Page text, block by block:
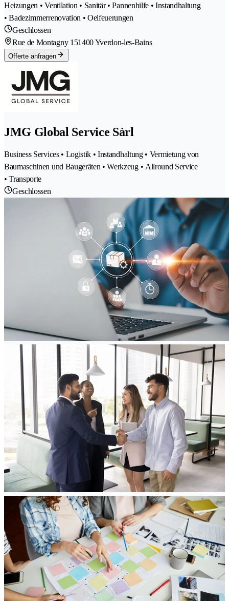
Heizungen • Ventilation • Sanitär • Pannenhilfe • Instandhaltung
• Badezimmerrenovation • Oelfeuerungen
Geschlossen
Rue de Montagny 151400 Yverdon-les-Bains
Offerte anfragen
JMG Global Service Sàrl
Business Services • Logistik • Instandhaltung • Vermietung von
Baumaschinen und Baugeräten • Werkzeug • Allround Service
• Transporte
Geschlossen